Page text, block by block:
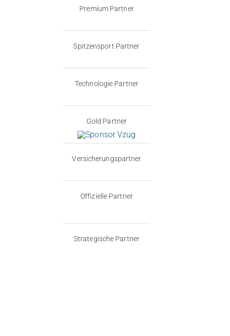
Premium Partner
Spitzensport Partner
Technologie Partner
Gold Partner
Versicherungspartner
Offizielle Partner
Strategische Partner